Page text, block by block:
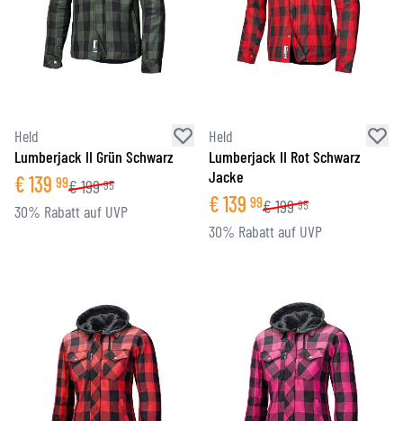
Held
Lumberjack II Grün Schwarz
€139 99€199 95
30% Rabatt auf UVP
Held
Lumberjack II Rot Schwarz
Jacke
€139 99€199 95
30% Rabatt auf UVP